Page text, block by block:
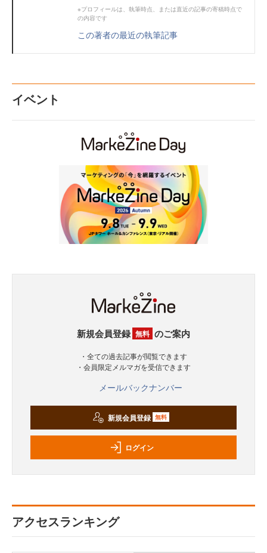
※プロフィールは、執筆時点、または直近の記事の寄稿時点で
の内容です
この著者の最近の執筆記事
イベント
新規会員登録 無料 のご案内
・全ての過去記事が閲覧できます
・会員限定メルマガを受信できます
メールバックナンバー
新規会員登録 無料
ログイン
アクセスランキング